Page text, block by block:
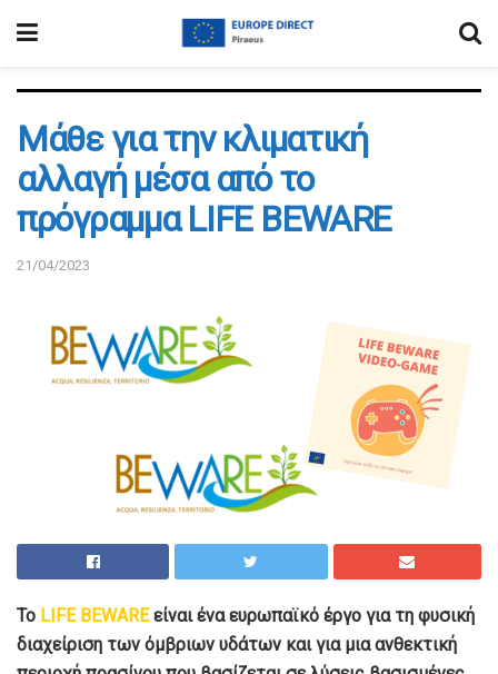
Μάθε για την κλιματική
αλλαγή μέσα από το
πρόγραμμα LIFE BEWARE
21/04/2023
Το LIFE BEWAREείναι ένα ευρωπαϊκό έργο για τη φυσική
διαχείριση των όμβριων υδάτων και για μια ανθεκτική